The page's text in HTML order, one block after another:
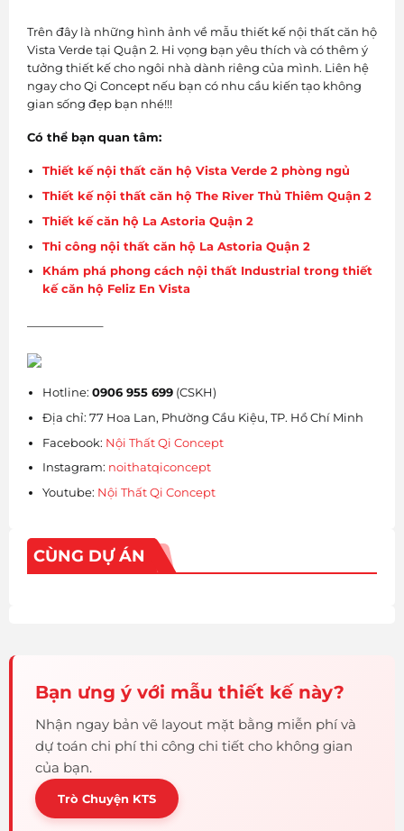
Trên đây là những hình ảnh về mẫu thiết kế nội thất căn hộ
Vista Verde tại Quận 2. Hi vọng bạn yêu thích và có thêm ý
tưởng thiết kế cho ngôi nhà dành riêng của mình. Liên hệ
ngay cho Qi Concept nếu bạn có nhu cầu kiến tạo không
gian sống đẹp bạn nhé!!!
Có thể bạn quan tâm:
Thiết kế nội thất căn hộ Vista Verde 2 phòng ngủ
Thiết kế nội thất căn hộ The River Thủ Thiêm Quận 2
Thiết kế căn hộ La Astoria Quận 2
Thi công nội thất căn hộ La Astoria Quận 2
Khám phá phong cách nội thất Industrial trong thiết
kế căn hộ Feliz En Vista
——————–
Hotline: 0906 955 699(CSKH)
Địa chỉ: 77 Hoa Lan, Phường Cầu Kiệu, TP. Hồ Chí Minh
Facebook: Nội Thất Qi Concept
Instagram: noithatqiconcept
Youtube: Nội Thất Qi Concept
CÙNG DỰ ÁN
Bạn ưng ý với mẫu thiết kế này?
Nhận ngay bản vẽ layout mặt bằng miễn phí và
dự toán chi phí thi công chi tiết cho không gian
của bạn.
Trò Chuyện KTS